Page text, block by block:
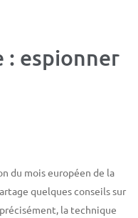
: espionner
du mois européen de la
quelques conseils sur
la technique